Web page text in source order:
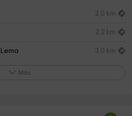
2,0 km
2,2 km
3,0 km
Más